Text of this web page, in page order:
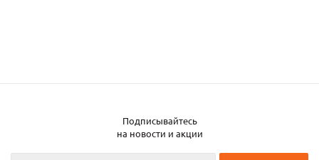
Подписывайтесь
на новости и акции